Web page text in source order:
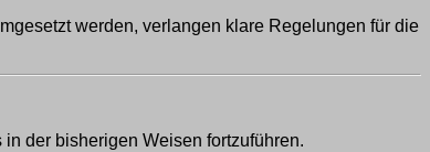
werden, verlangen klare Regelungen für die
der bisherigen Weisen fortzuführen.